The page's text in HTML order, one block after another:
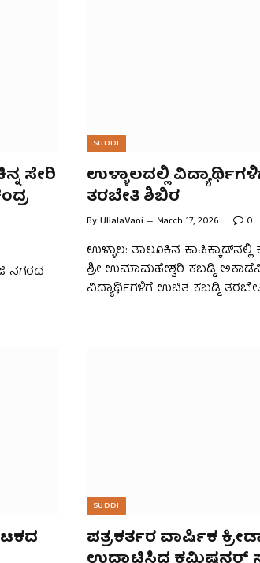
ಸೇರಿ
ನಗರದ
SUDDI
ಉಳ್ಳಾಲದಲ್ಲಿ
ತರಬೇತಿ ಶಿಬಿರ
ByUllalaVani March 17, 2026 0
ಉಳ್ಳಾಲ: ತಾಲೂಕಿನ
ಶ್ರೀ ಉಮಾಮಹೇಶ್ವರಿ ಕಬಡ್ಡಿ
ವಿದ್ಯಾರ್ಥಿಗಳಿಗೆ ಉಚಿತ ಕಬಡ್ಡಿ
SUDDI
ಪತ್ರಕರ್ತರ ವಾರ್ಷಿಕ